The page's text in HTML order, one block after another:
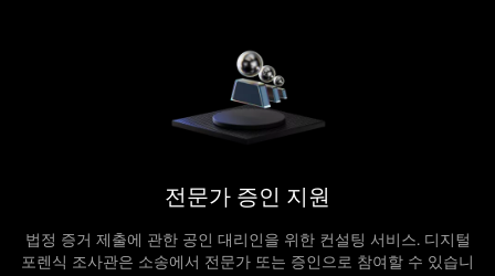
전문가 증인 지원
법정 증거 제출에 관한 공인 대리인을 위한 컨설팅 서비스. 디지털
포렌식 조사관은 소송에서 전문가 또는 증인으로 참여할 수 있습니